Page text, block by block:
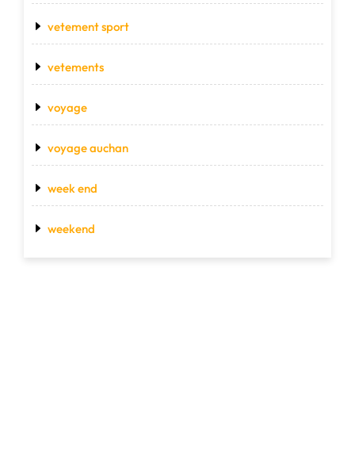
vetement sport
vetements
voyage
voyage auchan
week end
weekend